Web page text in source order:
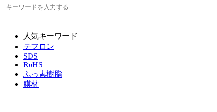
人気キーワード
テフロン
SDS
RoHS
ふっ素樹脂
膜材